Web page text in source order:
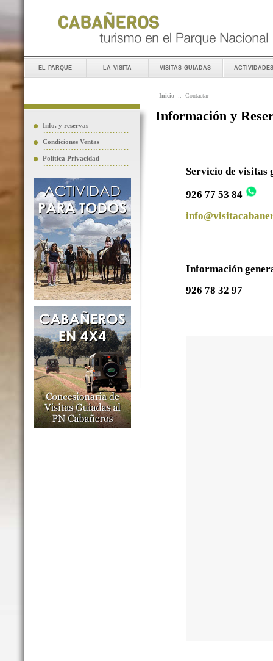
el parque la visita visitas guiadas actividades
Info. y reservas
Condiciones Ventas
Política Privacidad
Inicio :: Contactar
Información y
Servicio de visitas
926 77 53 84
Información
926 78 32 97